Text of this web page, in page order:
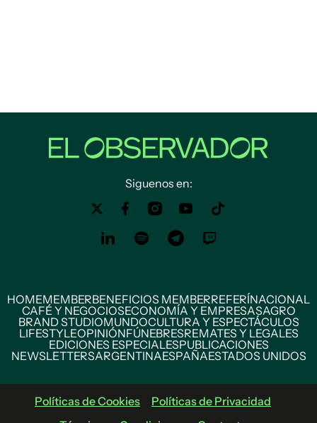
Siguenos en:
HOMEMEMBERBENEFICIOS MEMBERREFERÍNACIONAL
CAFÉ Y NEGOCIOSECONOMÍA Y EMPRESASAGRO
BRAND STUDIOMUNDOCULTURA Y ESPECTÁCULOS
LIFESTYLEOPINIÓNFÚNEBRESREMATES Y LEGALES
EDICIONES ESPECIALESPUBLICACIONES
NEWSLETTERSARGENTINAESPAÑAESTADOS UNIDOS
Políticas de Cookies
Políticas de Privacidad